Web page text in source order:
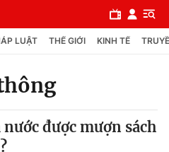
LUẬT THẾ GIỚI KINH TẾ
được mượn sách